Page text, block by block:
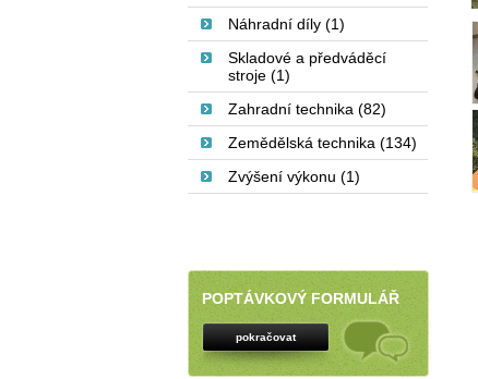
Náhradní díly (1)
Skladové a předváděcí
stroje (1)
Zahradní technika (82)
Zemědělská technika (134)
Zvýšení výkonu (1)
POPTÁVKOVÝ FORMULÁŘ
pokračovat